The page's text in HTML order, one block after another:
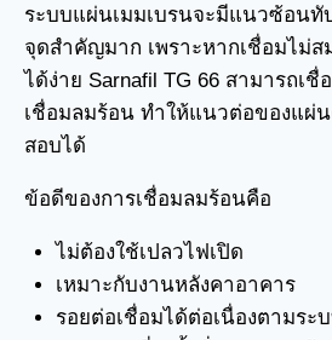
ระบบแผ่นเมมเบรนจะมีแนวซ้อนทั
จุดสำคัญมาก เพราะหากเชื่อมไม่
ได้ง่าย Sarnafil TG 66 สามารถเชื่
เชื่อมลมร้อน ทำให้แนวต่อของแผ่
สอบได้
ข้อดีของการเชื่อมลมร้อนคือ
ไม่ต้องใช้เปลวไฟเปิด
เหมาะกับงานหลังคาอาคาร
รอยต่อเชื่อมได้ต่อเนื่องตามระ